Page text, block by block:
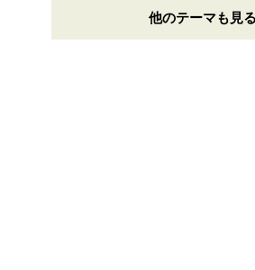
他のテーマも見る